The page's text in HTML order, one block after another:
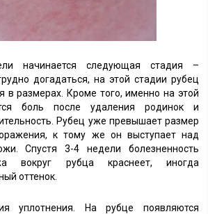
начинается следующая стадия –
догадаться, на этой стадии рубец
в размерах. Кроме того, именно на этой
боль после удаления родинок и
Рубец уже превышает размер
к тому же он выступает над
Спустя 3-4 недели болезненность
вокруг рубца краснеет, иногда
оттенок.
уплотнения. На рубце появляются